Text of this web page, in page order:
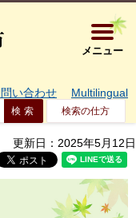
大阪府箕
メニュー
い合わせ Multilingual
検索の仕方
更新日：2025年5月12日